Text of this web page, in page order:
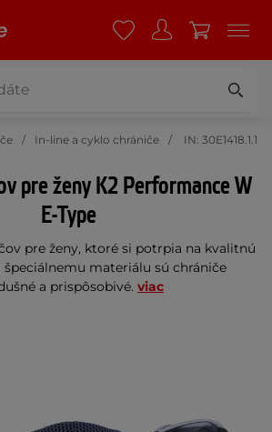
In-line a cyklo chrániče IN: 30E1418.1.1
pre ženy K2 Performance W
E-Type
pre ženy, ktoré si potrpia na kvalitnú
špeciálnemu materiálu sú chrániče
a prispôsobivé. viac